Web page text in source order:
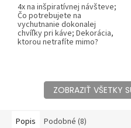
4x na inšpiratívnej návšteve;
Čo potrebujete na
vychutnanie dokonalej
chvíľky pri káve; Dekorácia,
ktorou netrafíte mimo?
ZOBRAZIŤ VŠETKY
Popis Podobné (8)